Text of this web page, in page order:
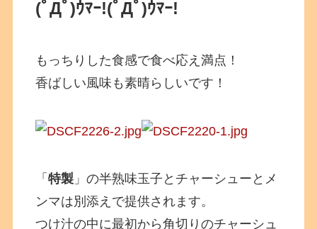
(ﾟДﾟ)ｳﾏｰ!(ﾟДﾟ)ｳﾏｰ!
もっちりした食感で食べ応え満点！
香ばしい風味も素晴らしいです！
「特製 」の半熟味玉子とチャーシューとメ
ンマは別添えで提供されます。
つけ汁の中に最初から角切りのチャーシュ